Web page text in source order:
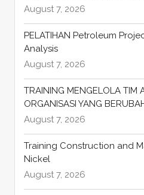
August 7, 2026
PELATIHAN Petroleum
Analysis
August 7, 2026
TRAINING MENGELOLA TIM
ORGANISASI YANG
August 7, 2026
Training Construction and
Nickel
August 7, 2026